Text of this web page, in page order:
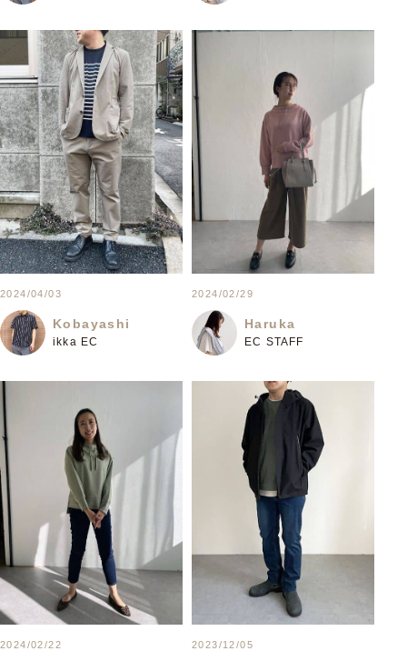
2024/04/03
Kobayashi
ikka EC
2024/02/29
Haruka
EC STAFF
2024/02/22 2023/12/05